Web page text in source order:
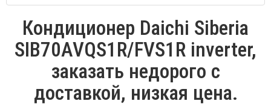
Кондиционер Daichi Siberia
SIB70AVQS1R/FVS1R inverter,
заказать недорого с
доставкой, низкая цена.